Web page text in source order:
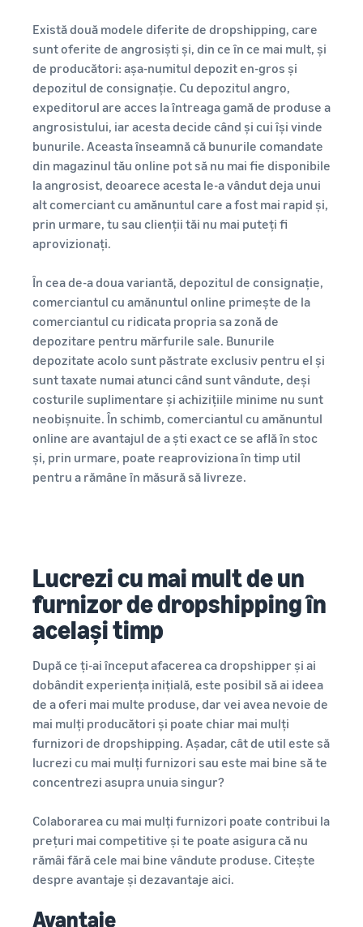
Există două modele diferite de dropshipping, care
sunt oferite de angrosiști și, din ce în ce mai mult, și
de producători: așa-numitul depozit en-gros și
depozitul de consignație. Cu depozitul angro,
expeditorul are acces la întreaga gamă de produse a
angrosistului, iar acesta decide când și cui își vinde
bunurile. Aceasta înseamnă că bunurile comandate
din magazinul tău online pot să nu mai fie disponibile
la angrosist, deoarece acesta le-a vândut deja unui
alt comerciant cu amănuntul care a fost mai rapid și,
prin urmare, tu sau clienții tăi nu mai puteți fi
aprovizionați.
În cea de-a doua variantă, depozitul de consignație,
comerciantul cu amănuntul online primește de la
comerciantul cu ridicata propria sa zonă de
depozitare pentru mărfurile sale. Bunurile
depozitate acolo sunt păstrate exclusiv pentru el și
sunt taxate numai atunci când sunt vândute, deși
costurile suplimentare și achizițiile minime nu sunt
neobișnuite. În schimb, comerciantul cu amănuntul
online are avantajul de a ști exact ce se află în stoc
și, prin urmare, poate reaproviziona în timp util
pentru a rămâne în măsură să livreze.
Lucrezi cu mai mult de un
furnizor de dropshipping în
același timp
După ce ți-ai început afacerea ca dropshipper și ai
dobândit experiența inițială, este posibil să ai ideea
de a oferi mai multe produse, dar vei avea nevoie de
mai mulți producători și poate chiar mai mulți
furnizori de dropshipping. Așadar, cât de util este să
lucrezi cu mai mulți furnizori sau este mai bine să te
concentrezi asupra unuia singur?
Colaborarea cu mai mulți furnizori poate contribui la
prețuri mai competitive și te poate asigura că nu
rămâi fără cele mai bine vândute produse. Citește
despre avantaje și dezavantaje aici.
Avantaje